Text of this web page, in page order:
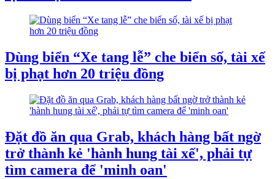
Dùng biển “Xe tang lễ” che biển số, tài xế
bị phạt hơn 20 triệu đồng
Đặt đồ ăn qua Grab, khách hàng bất ngờ
trở thành kẻ 'hành hung tài xế', phải tự
tìm camera để 'minh oan'